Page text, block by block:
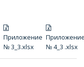
Приложение
№ 3_3.xlsx
№ 4_3 .xlsx